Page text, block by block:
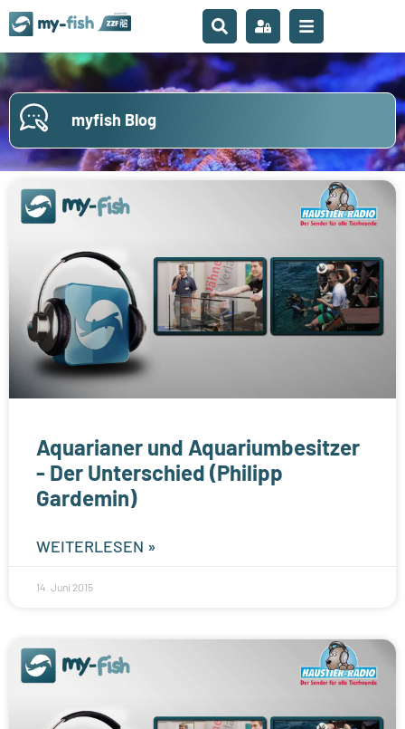
myfish Blog
Aquarianer und Aquariumbesitzer
- Der Unterschied (Philipp
Gardemin)
WEITERLESEN »
14. Juni 2015